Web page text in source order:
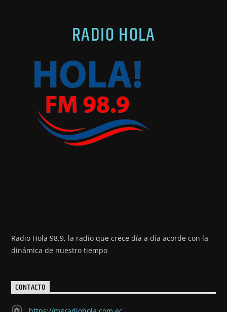
RADIO HOLA
Radio Hola 98.9, la radio que crece día a día acorde con la
dinámica de nuestro tiempo
CONTACTO